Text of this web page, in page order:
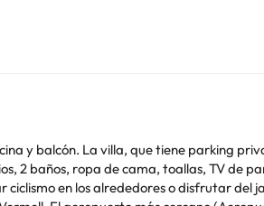
y balcón. La villa, que tiene parking